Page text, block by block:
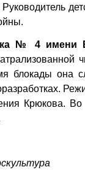
Руководитель
№ 4 имени
блокады она
Крюкова.